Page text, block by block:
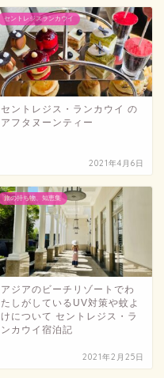
セントレジスランカウイ
セントレジス・ランカウイ の
アフタヌーンティー
2021年4月6日
旅の持ち物、知恵集
アジアのビーチリゾートでわ
たしがしているUV対策や蚊よ
けについて セントレジス・ラ
ンカウイ宿泊記
2021年2月25日